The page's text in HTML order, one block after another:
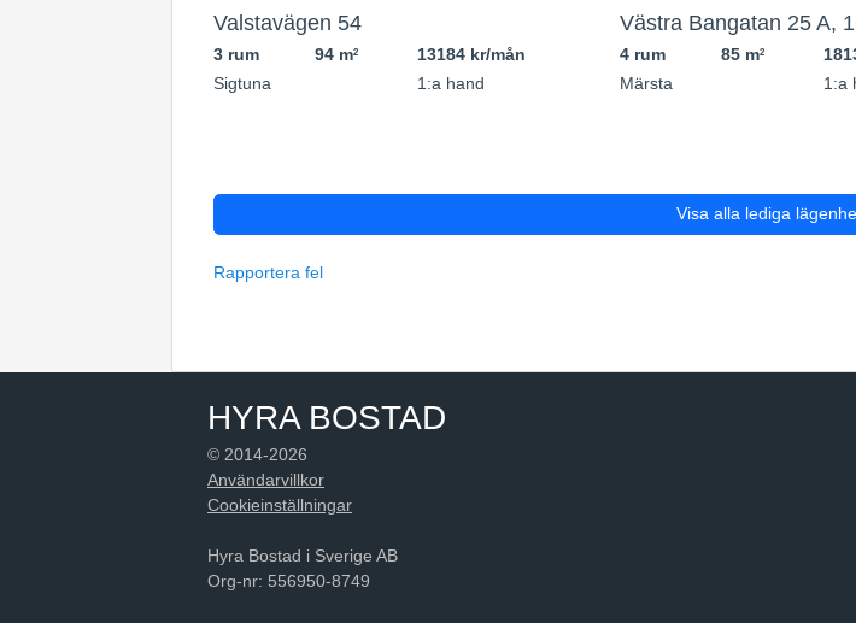
Valstavägen 54
3 rum 94 m2
13184 kr/mån
Sigtuna
1:a hand
Västra Bangatan 25 A,
4 rum 85 m2
Märsta
1:a
Visa alla lediga
Rapportera fel
HYRA BOSTAD
© 2014-2026
Användarvillkor
Cookieinställningar
Hyra Bostad i Sverige AB
Org-nr: 556950-8749